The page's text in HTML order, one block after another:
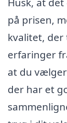
på prisen,
kvalitet, der
erfaringer
at du
der har et